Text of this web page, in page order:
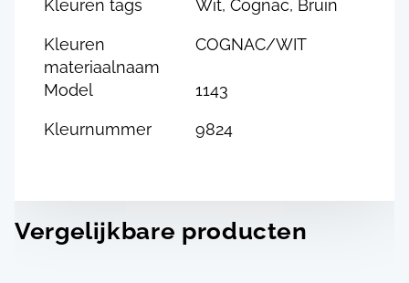
Kleuren tags Wit, Cognac, Bruin
Kleuren
materiaalnaam
COGNAC/WIT
Model 1143
Kleurnummer 9824
Vergelijkbare producten